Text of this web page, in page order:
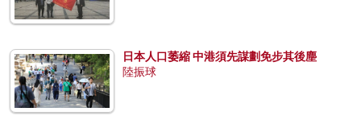
日本人口萎縮 中港須先謀劃免步其後塵
陸振球